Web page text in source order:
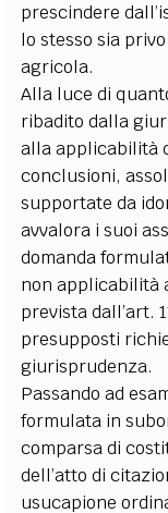
prescindere
lo stesso sia
agricola.
Alla luce di
ribadito dalla
alla applicabilità
conclusioni,
supportate da
avvalora i suoi
domanda
non applicabilità
prevista dall’art.
presupposti
giurisprudenza.
Passando ad
formulata in
comparsa di
dell’atto di
usucapione